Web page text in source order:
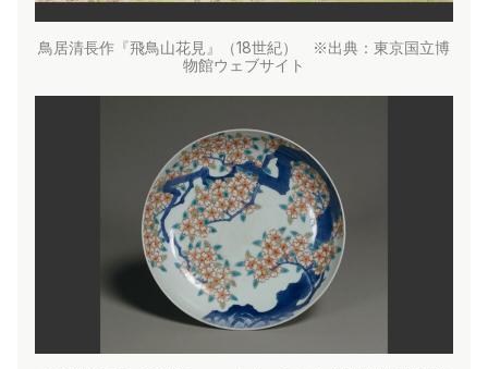
鳥居清長作『飛鳥山花見』（18世紀） ※出典： 東京国立博
物館ウェブサイト